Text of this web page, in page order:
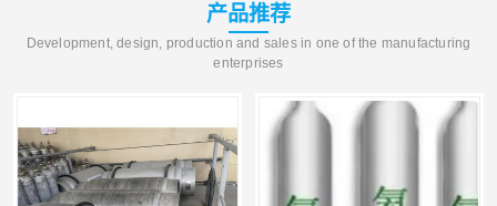
产品推荐
Development, design, production and sales in one of the manufacturing
enterprises